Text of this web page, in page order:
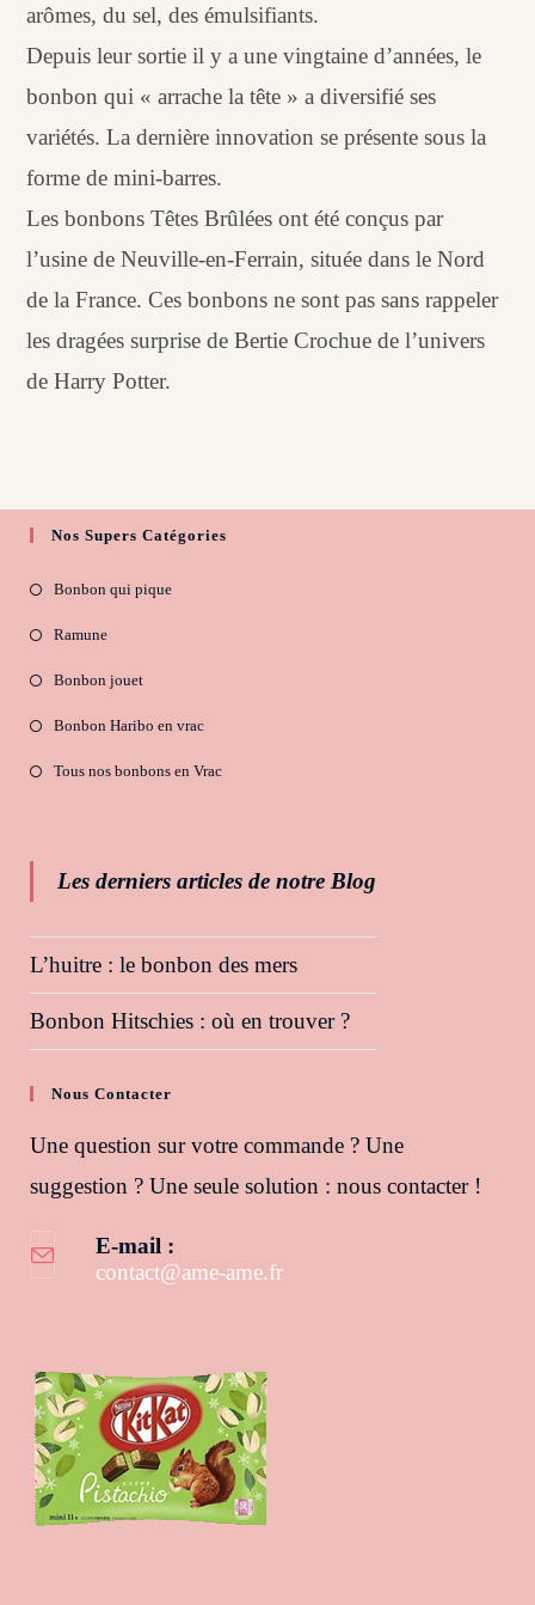
arômes, du sel, des émulsifiants.
Depuis leur sortie il y a une vingtaine d’années, le
bonbon qui « arrache la tête » a diversifié ses
variétés. La dernière innovation se présente sous la
forme de mini-barres.
Les bonbons Têtes Brûlées ont été conçus par
l’usine de Neuville-en-Ferrain, située dans le Nord
de la France. Ces bonbons ne sont pas sans rappeler
les dragées surprise de Bertie Crochue de l’univers
de Harry Potter.
Nos Supers Catégories
Bonbon qui pique
Ramune
Bonbon jouet
Bonbon Haribo en vrac
Tous nos bonbons en Vrac
Les derniers articles de notre Blog
L’huitre : le bonbon des mers
Bonbon Hitschies : où en trouver ?
Nous Contacter
Une question sur votre commande ? Une
suggestion ? Une seule solution : nous contacter !
E-mail :
contact@ame-ame.frS’ouvre dans votre application